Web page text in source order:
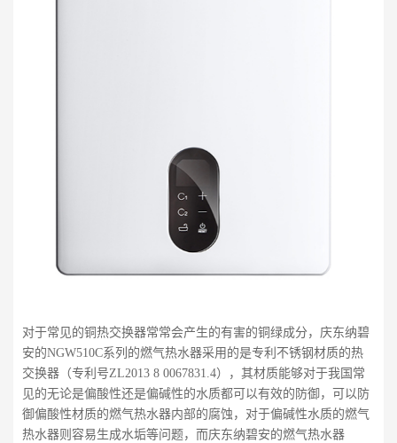
对于常见的铜热交换器常常会产生的有害的铜绿成分，庆东纳碧
安的NGW510C系列的燃气热水器采用的是专利不锈钢材质的热
交换器（专利号ZL2013 8 0067831.4），其材质能够对于我国常
见的无论是偏酸性还是偏碱性的水质都可以有效的防御，可以防
御偏酸性材质的燃气热水器内部的腐蚀，对于偏碱性水质的燃气
热水器则容易生成水垢等问题，而庆东纳碧安的燃气热水器